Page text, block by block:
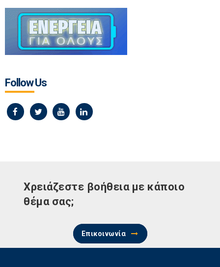
Follow Us
Χρειάζεστε βοήθεια με κάποιο
θέμα σας;
Επικοινωνία